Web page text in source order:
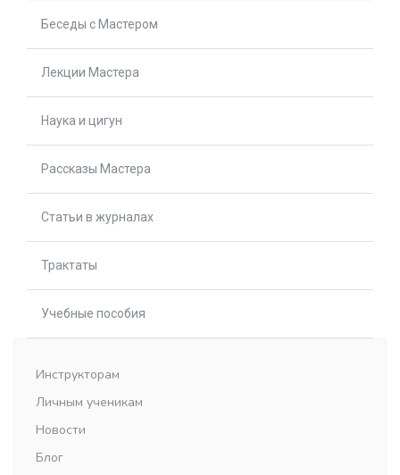
Беседы с Мастером
Лекции Мастера
Наука и цигун
Рассказы Мастера
Статьи в журналах
Трактаты
Учебные пособия
Инструкторам
Личным ученикам
Новости
Блог